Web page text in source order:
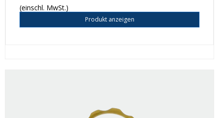
(einschl. MwSt.)
Produkt anzeigen